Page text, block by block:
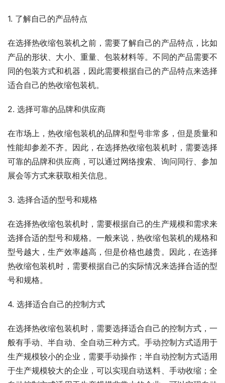
1. 了解自己的产品特点
在选择热收缩包装机之前，需要了解自己的产品特点，比如
产品的形状、大小、重量、包装材料等。不同的产品需要不
同的包装方式和机器，因此需要根据自己的产品特点来选择
适合自己的热收缩包装机。
2. 选择可靠的品牌和供应商
在市场上，热收缩包装机的品牌和型号非常多，但是质量和
性能却参差不齐。因此，在选择热收缩包装机时，需要选择
可靠的品牌和供应商，可以通过网络搜索、询问同行、参加
展会等方式来获取相关信息。
3. 选择合适的型号和规格
在选择热收缩包装机时，需要根据自己的生产规模和需求来
选择合适的型号和规格。一般来说，热收缩包装机的规格和
型号越大，生产效率越高，但是价格也越贵。因此，在选择
热收缩包装机时，需要根据自己的实际情况来选择合适的型
号和规格。
4. 选择适合自己的控制方式
在选择热收缩包装机时，需要选择适合自己的控制方式，一
般有手动、半自动、全自动三种方式。手动控制方式适用于
生产规模较小的企业，需要手动操作；半自动控制方式适用
于生产规模较大的企业，可以实现自动送料、手动收缩；全